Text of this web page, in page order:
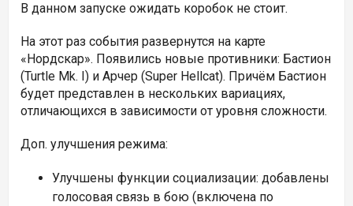
В данном запуске ожидать коробок не стоит.
На этот раз события развернутся на карте
«Нордскар». Появились новые противники: Бастион
(Turtle Mk. I) и Арчер (Super Hellcat). Причём Бастион
будет представлен в нескольких вариациях,
отличающихся в зависимости от уровня сложности.
Доп. улучшения режима:
Улучшены функции социализации: добавлены
голосовая связь в бою (включена по